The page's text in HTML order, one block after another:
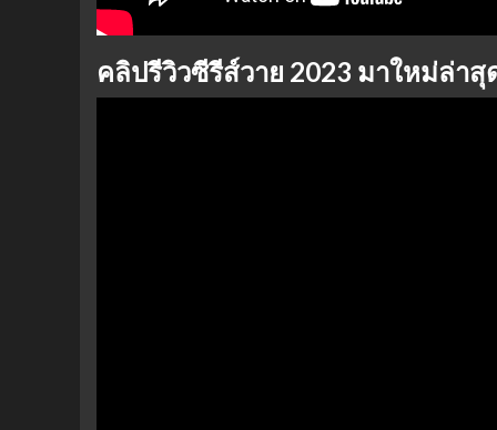
คลิปรีวิวซีรีส์วาย 2023 มาใหม่ล่า